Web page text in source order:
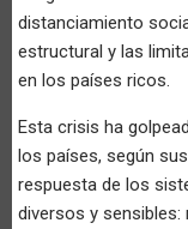
distanciamiento
estructural y las
en los países ricos.
Esta crisis ha
los países, según
respuesta de los
diversos y sensibles: